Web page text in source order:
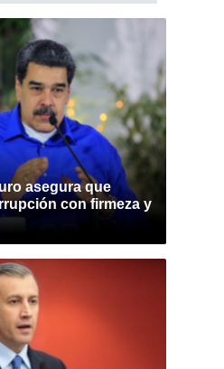
asegura que
con firmeza y